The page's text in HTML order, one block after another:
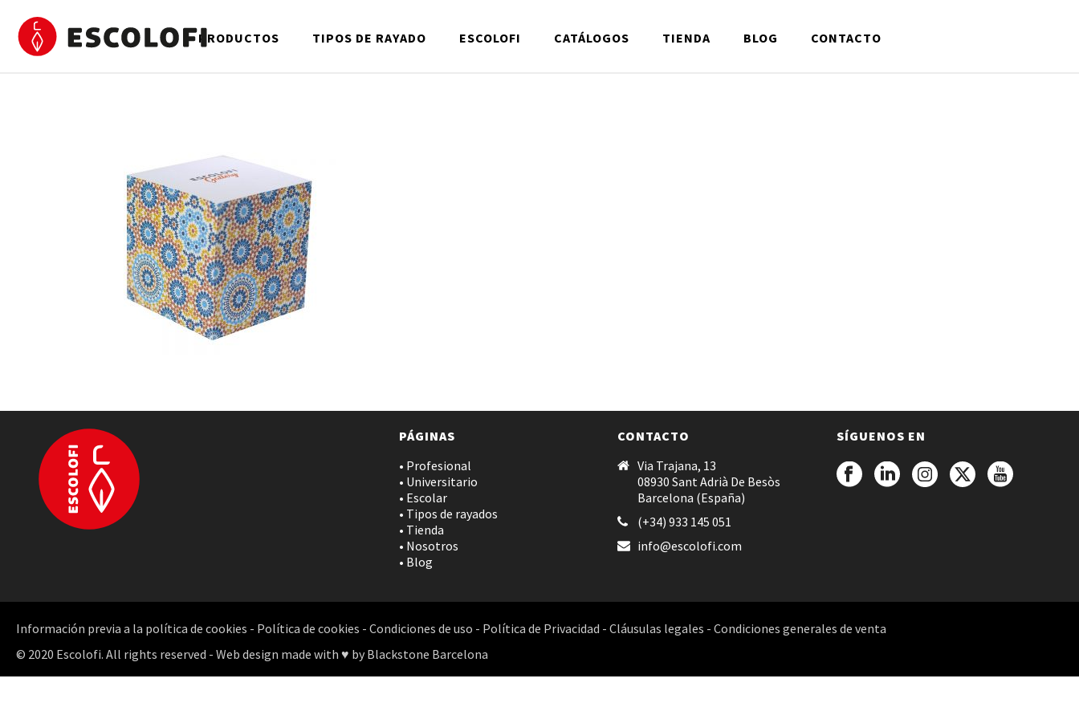
PRODUCTOS TIPOS DE RAYADO ESCOLOFI CATÁLOGOS TIENDA BLOG CONTACTO
PÁGINAS
• Profesional
• Universitario
• Escolar
• Tipos de rayados
• Tienda
• Nosotros
• Blog
CONTACTO
Via Trajana, 13
08930 Sant Adrià De Besòs
Barcelona (España)
(+34) 933 145 051
info@escolofi.com
SÍGUENOS EN
Información previa a la política de cookies - Política de cookies - Condiciones de uso - Política de Privacidad - Cláusulas legales - Condiciones generales de venta
© 2020 Escolofi. All rights reserved - Web design made with ♥ by Blackstone Barcelona